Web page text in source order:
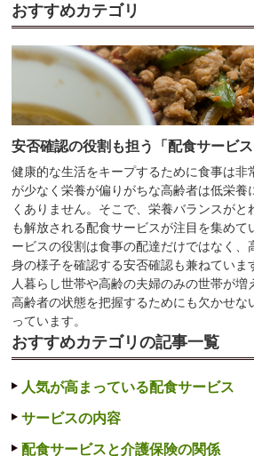
おすすめカテゴリ
安否確認の役割も担う「配食サービス
健康的な生活をキープするために食事は非
が少なく栄養が偏りがちな高齢者は低栄養
くありません。そこで、栄養バランスがと
も解放される配食サービスが注目を集めて
ービスの役割は食事の配達だけではなく、
身の様子を確認する安否確認も兼ねていま
人暮らし世帯や高齢の夫婦のみの世帯が増
高齢者の状態を把握するためにも欠かせな
っています。
おすすめカテゴリの記事一覧
人気が高まっている配食サービス
サービスの内容
配食サービスと介護保険の関係